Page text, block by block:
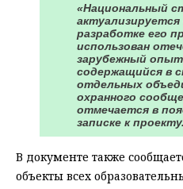
«Национальный
разработке его
использован
зарубежный
содержащийся в
отдельных
охранного
отмечается в
записке к проекту.
В документе также
объекты всех